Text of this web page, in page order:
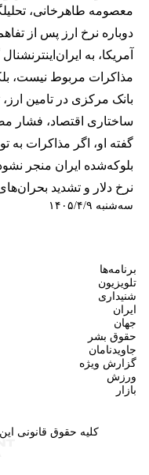
معصومه طاهرخانی،
آمریکا، به
مذاکرات مربوط نیست،
بانک مرکزی در تامین
ساختاری اقتصاد، فشار
گفته او، اگر مذاکرات به
بلوکه‌شده ایران منجر
نرخ دلار و تشدید
سه‌شنبه ۱۴۰۵/۴/۹
برنامه‌ها
تلویزیون
شنیداری
ایران
جهان
حقوق بشر
جاویدنامان
گزارش ویژه
ورزش
بازار
کلیه حقوق قانونی